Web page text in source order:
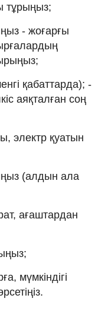
тұрыңыз;
- жоғарғы
қабаттарда); -
аяқталған соң
электр қуатын
(алдын ала
ағаштардан
мүмкіндігі